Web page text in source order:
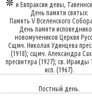
и Евпраксии девы,
День памяти святых:
Память V Вселенского
День памяти
новомучеников Церкви
Сщмч. Николая Удинцева
(1918); сщмч. Александра
пресвитера (1927); св. Ираиды
исп. (1967).
Постный день.